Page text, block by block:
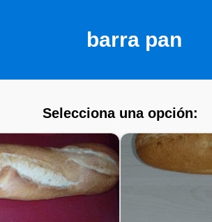
barra pan
Selecciona una opción: